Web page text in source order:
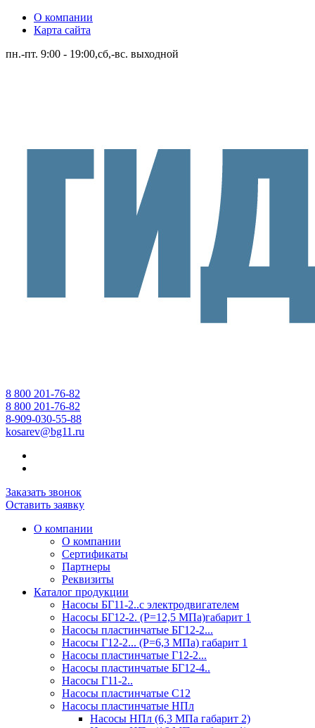
О компании
Карта сайта
пн.-пт. 9:00 - 19:00,сб,-вс. выходной
8 800 201-76-82
8 800 201-76-82
8-909-030-55-88
kosarev@bg11.ru
Заказать звонок
Оставить заявку
О компании
О компании
Сертификаты
Партнеры
Реквизиты
Каталог продукции
Насосы БГ11-2..с электродвигателем
Насосы БГ12-2. (Р=12,5 МПа)габарит 1
Насосы пластинчатые БГ12-2...
Насосы Г12-2... (Р=6,3 МПа) габарит 1
Насосы пластинчатые Г12-2...
Насосы пластинчатые БГ12-4..
Насосы Г11-2..
Насосы пластинчатые С12
Насосы пластинчатые НПл
Насосы НПл (6,3 МПа габарит 2)